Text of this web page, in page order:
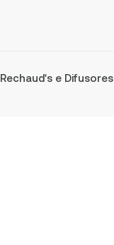
Rechaud's e Difusores